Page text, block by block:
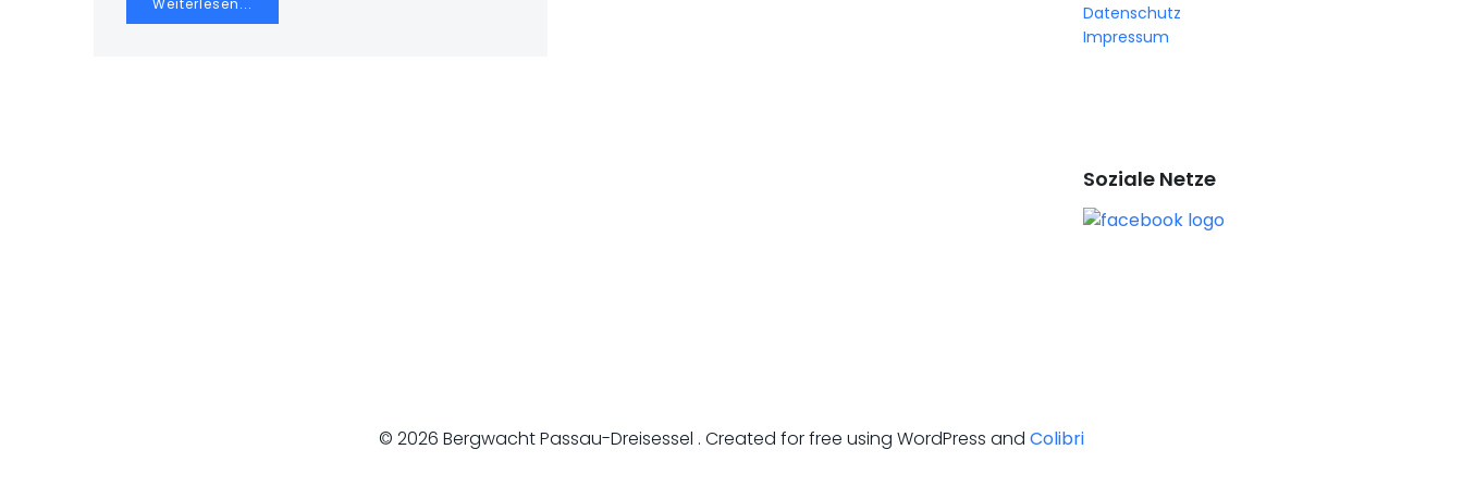
Weiterlesen...
Datenschutz
Impressum
Soziale Netze
© 2026 Bergwacht Passau-Dreisessel . Created for free using WordPress and Colibri